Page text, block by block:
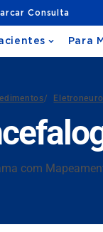
Consulta
Para
/
com